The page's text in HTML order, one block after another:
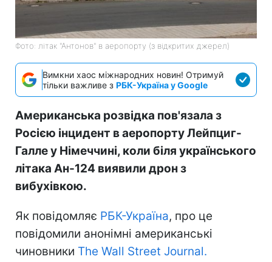
Фото: літак "Антонов" в аеропорту (з відкритих джерел)
Вимкни хаос міжнародних новин! Отримуй
тільки важливе з РБК-Україна у Google
Американська розвідка пов'язала з
Росією інцидент в аеропорту Лейпциг-
Галле у Німеччині, коли біля українського
літака Ан-124 виявили дрон з
вибухівкою.
Як повідомляє РБК-Україна, про це
повідомили анонімні американські
чиновники The Wall Street Journal.